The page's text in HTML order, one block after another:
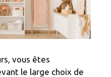
vous êtes
le large choix de